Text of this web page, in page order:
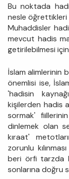
Bu noktada
nesle öğrettikleri
Muhaddisler
mevcut hadis
getirilebilmesi
İslam alimlerinin
önemlisi ise,
'hadisin
kişilerden hadis
sormak'
dinlemek olan
kıraat'
zorunlu
beri örfi tarzda
sonlarına doğru